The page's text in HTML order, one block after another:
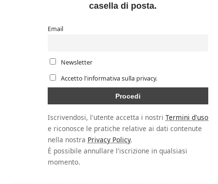
casella di posta.
Email
Newsletter
Accetto l'informativa sulla privacy.
Iscrivendosi, l'utente accetta i nostri Termini d'uso
e riconosce le pratiche relative ai dati contenute
nella nostra Privacy Policy.
È possibile annullare l'iscrizione in qualsiasi
momento.